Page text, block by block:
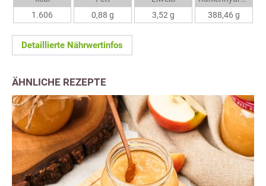
1.606
0,88 g
3,52 g
388,46 g
Detaillierte Nährwertinfos
ÄHNLICHE REZEPTE